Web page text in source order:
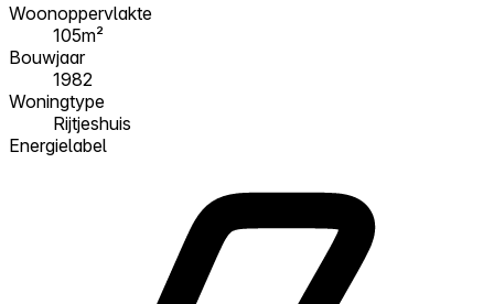
Woonoppervlakte
105m²
Bouwjaar
1982
Woningtype
Rijtjeshuis
Energielabel